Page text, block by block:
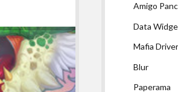
Amigo
Data
Mafia
Blur
Paperama